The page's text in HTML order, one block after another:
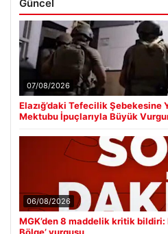
Güncel
07/08/2026
Elazığ’daki Tefecilik Şebekesine
Mektubu İpuçlarıyla Büyük
06/08/2026
MGK’den 8 maddelik kritik bildiri:
Bölge’ vurgusu